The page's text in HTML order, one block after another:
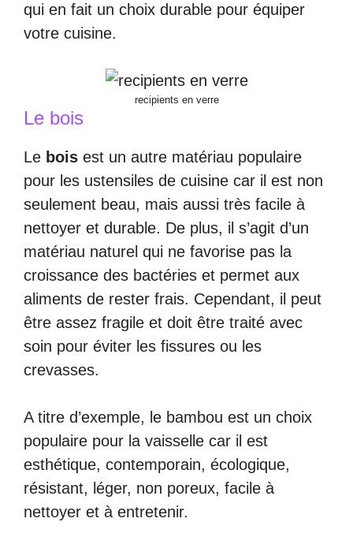
qui en fait un choix durable pour équiper
votre cuisine.
recipients en verre
Le bois
Le bois est un autre matériau populaire
pour les ustensiles de cuisine car il est non
seulement beau, mais aussi très facile à
nettoyer et durable. De plus, il s’agit d’un
matériau naturel qui ne favorise pas la
croissance des bactéries et permet aux
aliments de rester frais. Cependant, il peut
être assez fragile et doit être traité avec
soin pour éviter les fissures ou les
crevasses.
A titre d’exemple, le bambou est un choix
populaire pour la vaisselle car il est
esthétique, contemporain, écologique,
résistant, léger, non poreux, facile à
nettoyer et à entretenir.